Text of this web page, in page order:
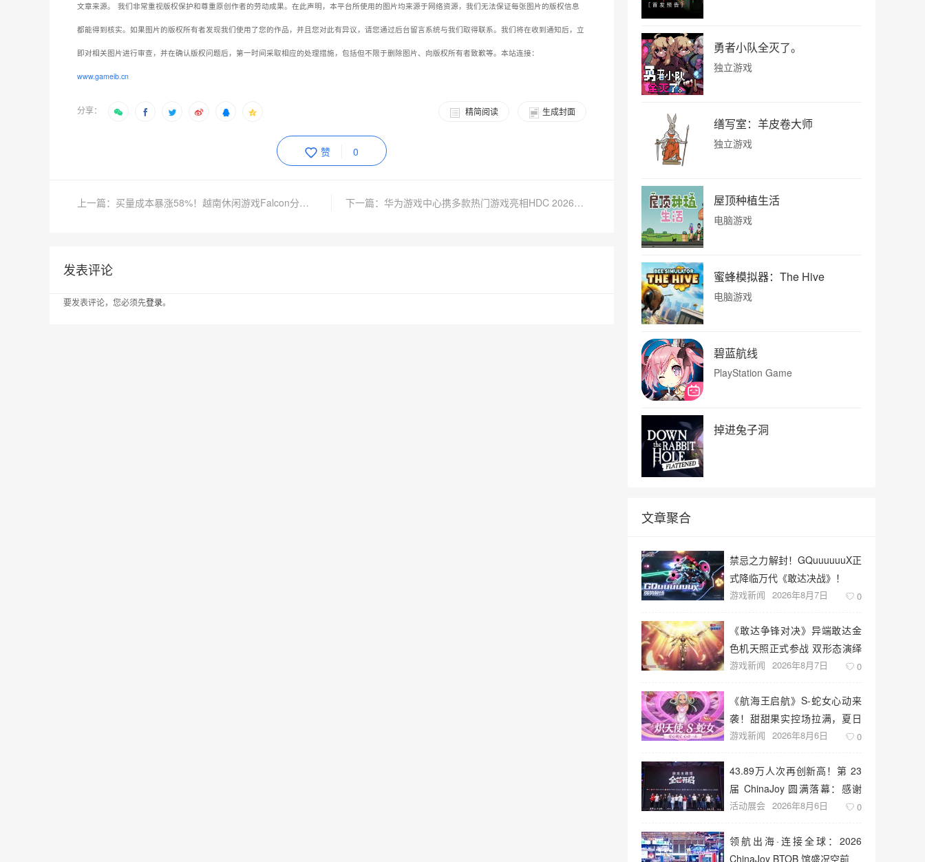
文章来源。 我们非常重视版权保护和尊重原创作者的劳动成果。在此声明，本平台所使用的图片均来源于网络资源，我们无法保证每张图片的版权信息
都能得到核实。如果图片的版权所有者发现我们使用了您的作品，并且您对此有异议，请您通过后台留言系统与我们取得联系。我们将在收到通知后，立
即对相关图片进行审查，并在确认版权问题后，第一时间采取相应的处理措施，包括但不限于删除图片、向版权所有者致歉等。本站连接：
www.gameib.cn
分享： 生成封面
精简阅读
赞 0
上一篇：买量成本暴涨58%！越南休闲游戏Falcon分享2026出海生存之道 下一篇：华为游戏中心携多款热门游戏亮相HDC 2026，《鸿蒙游戏生态发展报告》发布
发表评论
要发表评论，您必须先登录。
勇者小队全灭了。
独立游戏
缮写室：羊皮卷大师
独立游戏
屋顶种植生活
电脑游戏
蜜蜂模拟器：The Hive
电脑游戏
碧蓝航线
PlayStation Game
掉进兔子洞
文章聚合
禁忌之力解封！GQuuuuuuX正
式降临万代《敢达决战》！
游戏新闻 2026年8月7日 0
《敢达争锋对决》异端敢达金
色机天照正式参战 双形态演绎
空中战技
游戏新闻 2026年8月7日 0
《航海王启航》S-蛇女心动来
袭！甜甜果实控场拉满，夏日
盛宴开启
游戏新闻 2026年8月6日 0
43.89万人次再创新高！第 23
届 ChinaJoy 圆满落幕：感谢
有你，共赴这场“与 AI 同游”的
活动展会 2026年8月6日 0
领航出海·连接全球：2026
ChinaJoy BTOB 馆盛况空前